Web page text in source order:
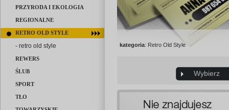
PRZYRODA I EKOLOGIA
REGIONALNE
RETRO OLD STYLE
- retro old style
REWERS
ŚLUB
SPORT
TŁO
kategoria: Retro Old Style
Wybierz